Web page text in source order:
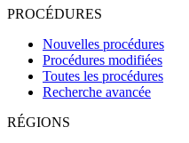
PROCÉDURES
Nouvelles procédures
Procédures modifiées
Toutes les procédures
Recherche avancée
RÉGIONS